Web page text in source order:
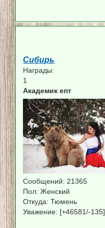
Сибирь
Награды:
1
Академик епт
Сообщений: 21365
Пол: Женский
Откуда: Тюмень
Уважение: [+46581/-135]